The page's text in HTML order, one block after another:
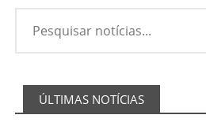
ÚLTIMAS NOTÍCIAS